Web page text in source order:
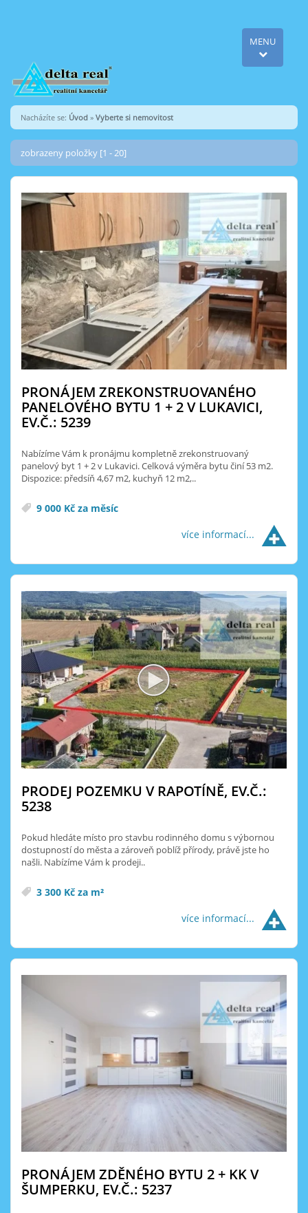
MENU
Nacházíte se: Úvod » Vyberte si nemovitost
zobrazeny položky [1 - 20]
PRONÁJEM ZREKONSTRUOVANÉHO
PANELOVÉHO BYTU 1 + 2 V LUKAVICI,
EV.Č.: 5239
Nabízíme Vám k pronájmu kompletně zrekonstruovaný
panelový byt 1 + 2 v Lukavici. Celková výměra bytu činí 53 m2.
Dispozice: předsíň 4,67 m2, kuchyň 12 m2,..
9 000 Kč za měsíc
více informací...
PRODEJ POZEMKU V RAPOTÍNĚ, EV.Č.:
5238
Pokud hledáte místo pro stavbu rodinného domu s výbornou
dostupností do města a zároveň poblíž přírody, právě jste ho
našli. Nabízíme Vám k prodeji..
3 300 Kč za m²
více informací...
PRONÁJEM ZDĚNÉHO BYTU 2 + KK V
ŠUMPERKU, EV.Č.: 5237